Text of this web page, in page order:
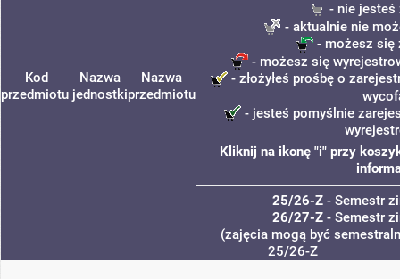
Kod
przedmiotu
Nazwa
jednostki
Nazwa
przedmiotu
- nie jesteś
- aktualnie nie
- możesz się
- możesz się
- złożyłeś prośbę o
- jesteś pomyślnie
Kliknij na ikonę "i" przy
25/26-Z- Semestr
26/27-Z- Semestr
(zajęcia mogą być
25/26-Z